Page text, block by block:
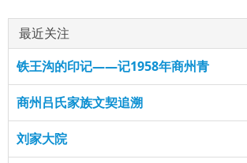
最近关注
铁王沟的印记——记1958年商州青
商州吕氏家族文契追溯
刘家大院